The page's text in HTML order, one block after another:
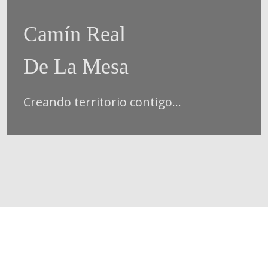
Camín Real
De La Mesa
Creando territorio contigo...